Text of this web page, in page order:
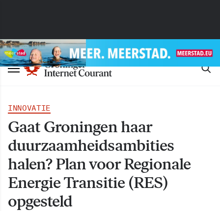
INNOVATIE
Gaat Groningen haar
duurzaamheidsambities
halen? Plan voor Regionale
Energie Transitie (RES)
opgesteld